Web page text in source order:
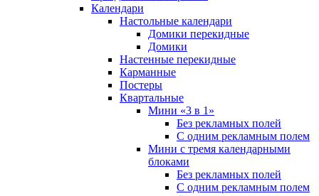
Календари
Настольные календари
Домики перекидные
Домики
Настенные перекидные
Карманные
Постеры
Квартальные
Мини «3 в 1»
Без рекламных полей
С одним рекламным полем
Мини с тремя календарными
блоками
Без рекламных полей
С одним рекламным полем